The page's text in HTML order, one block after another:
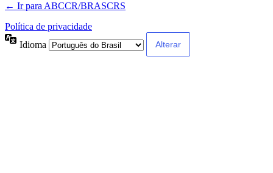
← Ir para ABCCR/BRASCRS
Política de privacidade
Idioma